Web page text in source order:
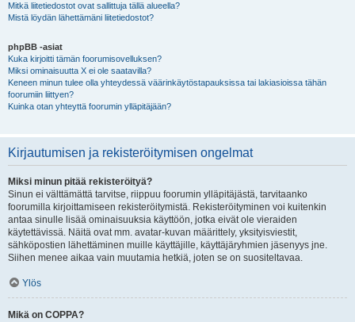
Mitkä liitetiedostot ovat sallittuja tällä alueella?
Mistä löydän lähettämäni liitetiedostot?
phpBB -asiat
Kuka kirjoitti tämän foorumisovelluksen?
Miksi ominaisuutta X ei ole saatavilla?
Keneen minun tulee olla yhteydessä väärinkäytöstapauksissa tai lakiasioissa tähän
foorumiin liittyen?
Kuinka otan yhteyttä foorumin ylläpitäjään?
Kirjautumisen ja rekisteröitymisen ongelmat
Miksi minun pitää rekisteröityä?
Sinun ei välttämättä tarvitse, riippuu foorumin ylläpitäjästä, tarvitaanko
foorumilla kirjoittamiseen rekisteröitymistä. Rekisteröityminen voi kuitenkin
antaa sinulle lisää ominaisuuksia käyttöön, jotka eivät ole vieraiden
käytettävissä. Näitä ovat mm. avatar-kuvan määrittely, yksityisviestit,
sähköpostien lähettäminen muille käyttäjille, käyttäjäryhmien jäsenyys jne.
Siihen menee aikaa vain muutamia hetkiä, joten se on suositeltavaa.
Ylös
Mikä on COPPA?